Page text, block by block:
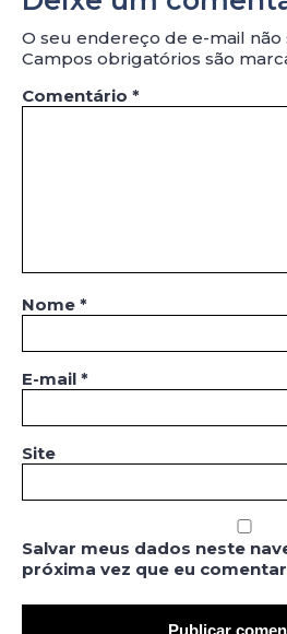
O seu endereço de e-mail não
Campos obrigatórios são
Comentário *
Nome *
E-mail *
Site
Salvar meus dados neste
próxima vez que eu